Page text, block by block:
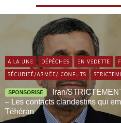
A LA UNE DÉPÊCHES EN VEDETTE
SÉCURITÉ/ARMÉE/ CONFLITS
SPONSORISE
Iran/
– Les contacts clandestins qui
Téhéran